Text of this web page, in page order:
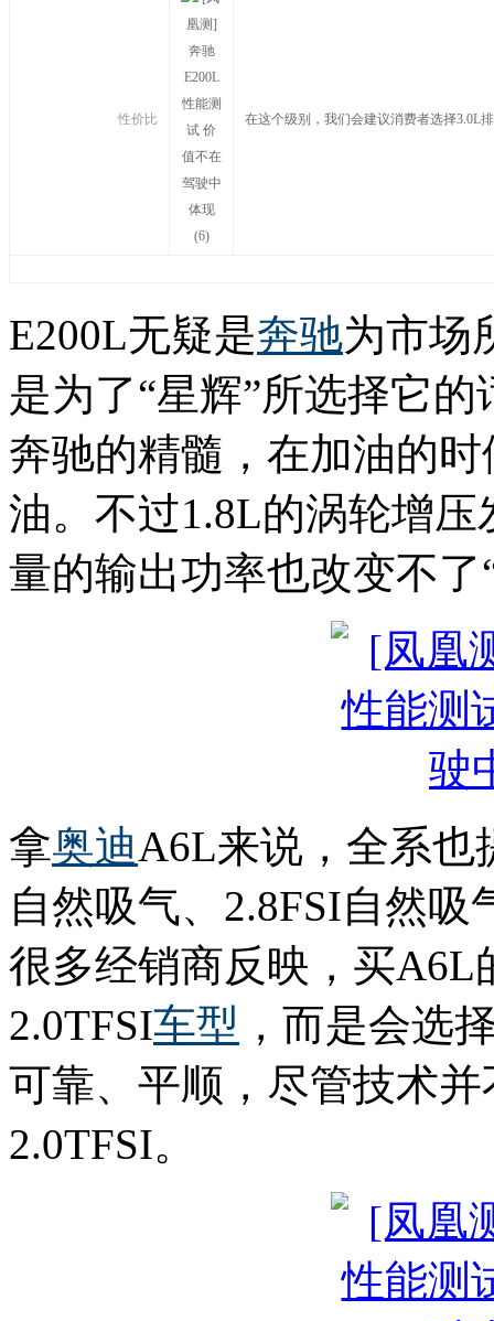
性价比 在这个级别，我们会建议消费者选择3.0L
E200L无疑是奔驰为市场
是为了“星辉”所选择它
奔驰的精髓，在加油的
油。不过1.8L的涡轮增压
量的输出功率也改变不了
拿奥迪A6L来说，全系也
自然吸气、2.8FSI自然
很多经销商反映，买A6L
2.0TFSI车型 ，而是会选
可靠、平顺，尽管技术
2.0TFSI。